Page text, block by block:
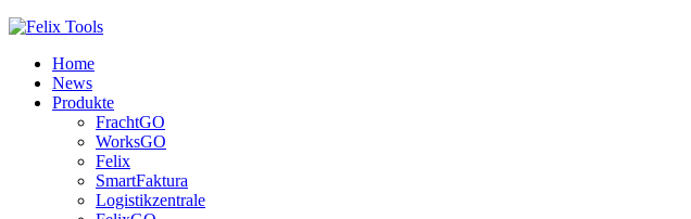
Home
News
Produkte
FrachtGO
WorksGO
Felix
SmartFaktura
Logistikzentrale